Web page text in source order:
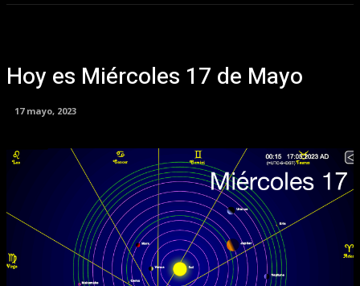
Hoy es Miércoles 17 de Mayo
17 mayo, 2023